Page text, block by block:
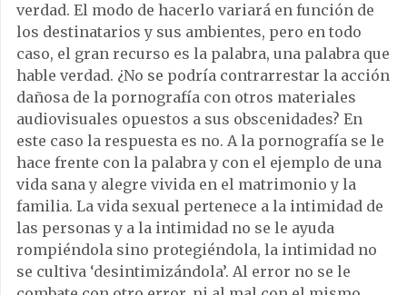
verdad. El modo de hacerlo variará en función de
los destinatarios y sus ambientes, pero en todo
caso, el gran recurso es la palabra, una palabra que
hable verdad. ¿No se podría contrarrestar la acción
dañosa de la pornografía con otros materiales
audiovisuales opuestos a sus obscenidades? En
este caso la respuesta es no. A la pornografía se le
hace frente con la palabra y con el ejemplo de una
vida sana y alegre vivida en el matrimonio y la
familia. La vida sexual pertenece a la intimidad de
las personas y a la intimidad no se le ayuda
rompiéndola sino protegiéndola, la intimidad no
se cultiva ‘desintimizándola’. Al error no se le